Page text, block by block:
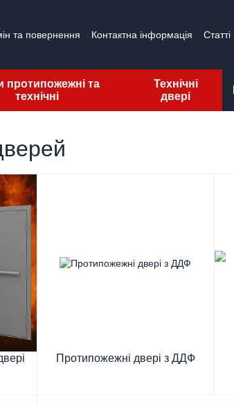
та повернення Контактна інформація
Статті
протипожежні та
технічні
Технічні
двері
Протипожежні двері з ДДФ